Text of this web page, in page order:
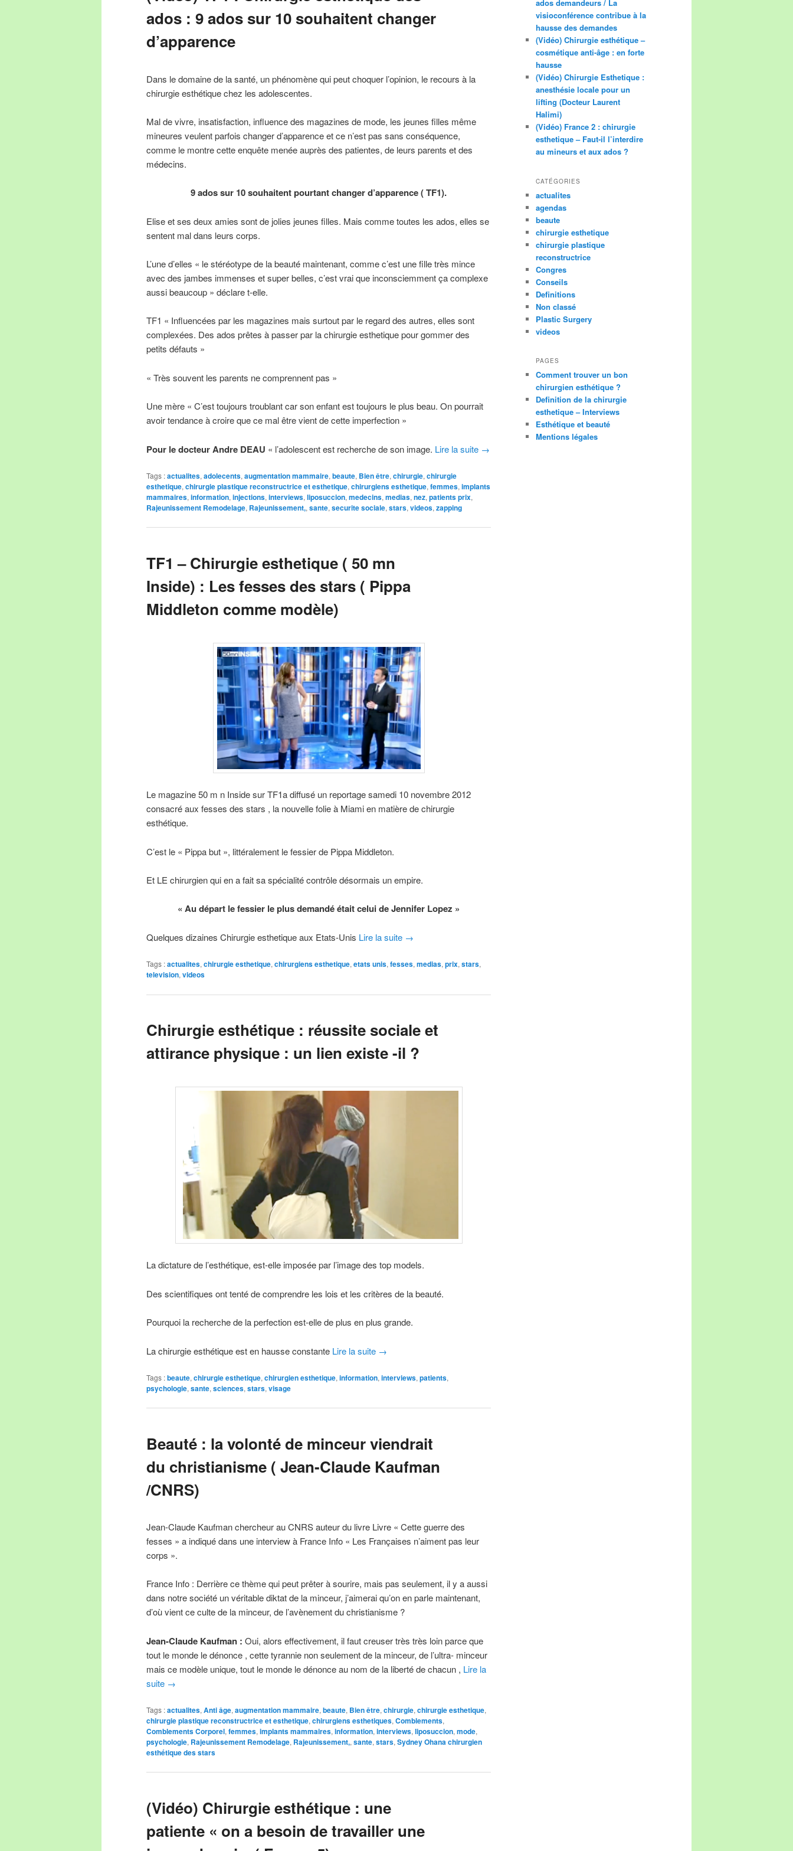
ados : 9 ados sur 10 souhaitent changer
d’apparence
Dans le domaine de la santé, un phénomène qui peut choquer l’opinion, le recours à la
chirurgie esthétique chez les adolescentes.
Mal de vivre, insatisfaction, influence des magazines de mode, les jeunes filles même
mineures veulent parfois changer d’apparence et ce n’est pas sans conséquence,
comme le montre cette enquête menée auprès des patientes, de leurs parents et des
médecins.
9 ados sur 10 souhaitent pourtant changer d’apparence ( TF1).
Elise et ses deux amies sont de jolies jeunes filles. Mais comme toutes les ados, elles se
sentent mal dans leurs corps.
L’une d’elles « le stéréotype de la beauté maintenant, comme c’est une fille très mince
avec des jambes immenses et super belles, c’est vrai que inconsciemment ça complexe
aussi beaucoup » déclare t-elle.
TF1 « Influencées par les magazines mais surtout par le regard des autres, elles sont
complexées. Des ados prêtes à passer par la chirurgie esthetique pour gommer des
petits défauts »
« Très souvent les parents ne comprennent pas »
Une mère « C’est toujours troublant car son enfant est toujours le plus beau. On pourrait
avoir tendance à croire que ce mal être vient de cette imperfection »
Pour le docteur Andre DEAU « l’adolescent est recherche de son image. Lire la suite →
Tags :actualites, adolecents, augmentation mammaire, beaute, Bien être, chirurgie, chirurgie
esthetique, chirurgie plastique reconstructrice et esthetique, chirurgiens esthetique, femmes, implants
mammaires, information, injections, interviews, liposuccion, medecins, medias, nez, patients prix,
Rajeunissement Remodelage, Rajeunissement,, sante, securite sociale, stars, videos, zapping
TF1 – Chirurgie esthetique ( 50 mn
Inside) : Les fesses des stars ( Pippa
Middleton comme modèle)
Le magazine 50 m n Inside sur TF1a diffusé un reportage samedi 10 novembre 2012
consacré aux fesses des stars , la nouvelle folie à Miami en matière de chirurgie
esthétique.
C’est le « Pippa but », littéralement le fessier de Pippa Middleton.
Et LE chirurgien qui en a fait sa spécialité contrôle désormais un empire.
« Au départ le fessier le plus demandé était celui de Jennifer Lopez »
Quelques dizaines Chirurgie esthetique aux Etats-Unis Lire la suite →
Tags :actualites, chirurgie esthetique, chirurgiens esthetique, etats unis, fesses, medias, prix, stars,
television, videos
Chirurgie esthétique : réussite sociale et
attirance physique : un lien existe -il ?
La dictature de l’esthétique, est-elle imposée par l’image des top models.
Des scientifiques ont tenté de comprendre les lois et les critères de la beauté.
Pourquoi la recherche de la perfection est-elle de plus en plus grande.
La chirurgie esthétique est en hausse constante Lire la suite →
Tags :beaute, chirurgie esthetique, chirurgien esthetique, information, interviews, patients,
psychologie, sante, sciences, stars, visage
Beauté : la volonté de minceur viendrait
du christianisme ( Jean-Claude Kaufman
/CNRS)
Jean-Claude Kaufman chercheur au CNRS auteur du livre Livre « Cette guerre des
fesses » a indiqué dans une interview à France Info « Les Françaises n’aiment pas leur
corps ».
France Info : Derrière ce thème qui peut prêter à sourire, mais pas seulement, il y a aussi
dans notre société un véritable diktat de la minceur, j’aimerai qu’on en parle maintenant,
d’où vient ce culte de la minceur, de l’avènement du christianisme ?
Jean-Claude Kaufman : Oui, alors effectivement, il faut creuser très très loin parce que
tout le monde le dénonce , cette tyrannie non seulement de la minceur, de l’ultra- minceur
mais ce modèle unique, tout le monde le dénonce au nom de la liberté de chacun , Lire la
suite →
Tags :actualites, Anti âge, augmentation mammaire, beaute, Bien être, chirurgie, chirurgie esthetique,
chirurgie plastique reconstructrice et esthetique, chirurgiens esthetiques, Comblements,
Comblements Corporel, femmes, implants mammaires, information, interviews, liposuccion, mode,
psychologie, Rajeunissement Remodelage, Rajeunissement,, sante, stars, Sydney Ohana chirurgien
esthétique des stars
(Vidéo) Chirurgie esthétique : une
patiente « on a besoin de travailler une
ados demandeurs / La
visioconférence contribue à la
hausse des demandes
(Vidéo) Chirurgie esthétique –
cosmétique anti-âge : en forte
hausse
(Vidéo) Chirurgie Esthetique :
anesthésie locale pour un
lifting (Docteur Laurent
Halimi)
(Vidéo) France 2 : chirurgie
esthetique – Faut-il l’interdire
au mineurs et aux ados ?
CATÉGORIES
actualites
agendas
beaute
chirurgie esthetique
chirurgie plastique
reconstructrice
Congres
Conseils
Definitions
Non classé
Plastic Surgery
videos
PAGES
Comment trouver un bon
chirurgien esthétique ?
Definition de la chirurgie
esthetique – Interviews
Esthétique et beauté
Mentions légales